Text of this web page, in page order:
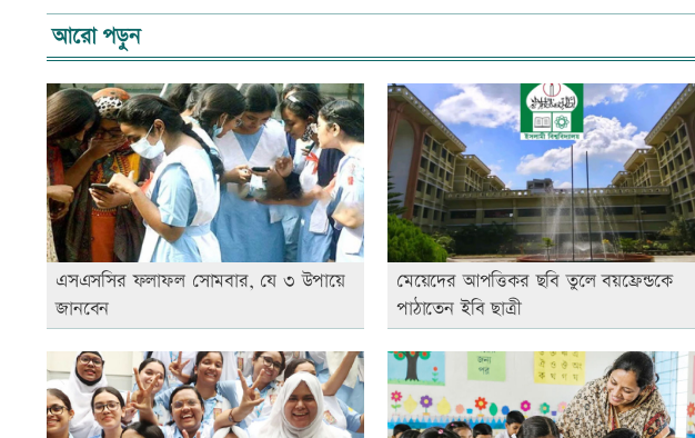
আরো পড়ুন
এসএসসির ফলাফল সোমবার, যে ৩ উপায়ে
জানবেন
মেয়েদের আপত্তিকর ছবি তুলে বয়ফ্রেন্ডকে
পাঠাতেন ইবি ছাত্রী